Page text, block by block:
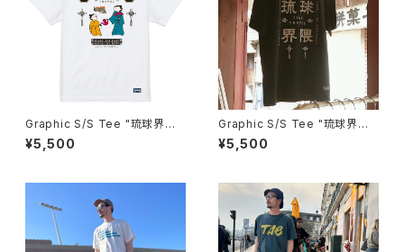
Graphic S/S Tee "琉球界
隈 珈琲時間"
¥5,500
Graphic S/S Tee "琉球界隈K
ANJI"
¥5,500